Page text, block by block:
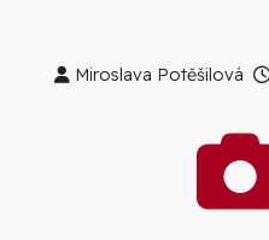
Miroslava Potěšilová